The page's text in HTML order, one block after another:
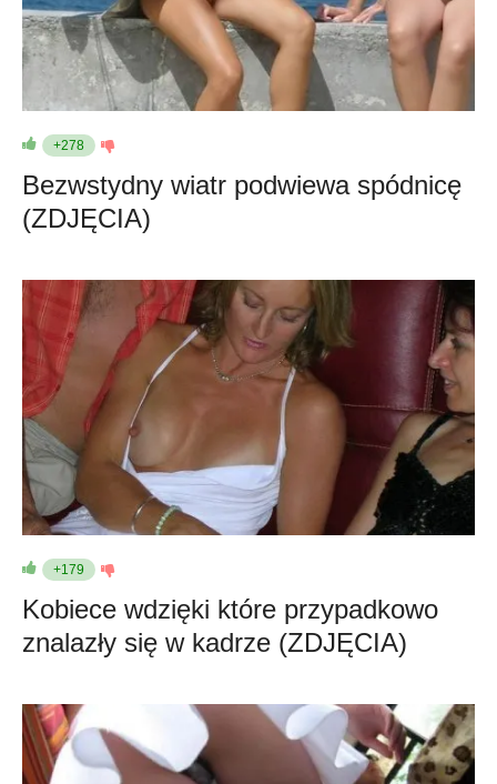
+278
Bezwstydny wiatr podwiewa spódnicę
(ZDJĘCIA)
+179
Kobiece wdzięki które przypadkowo
znalazły się w kadrze (ZDJĘCIA)